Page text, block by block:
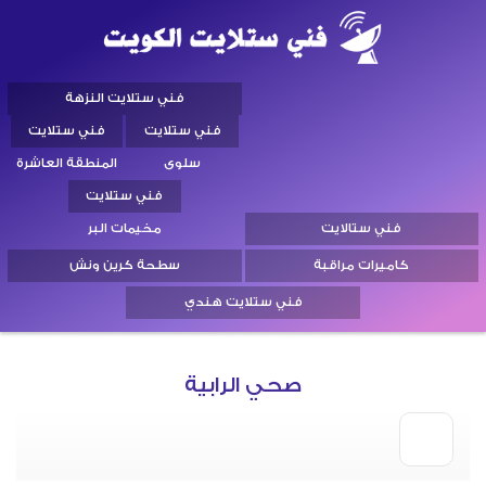
فني ستالايت
فني ستلايت النزهة
فني ستلايت
سلوى
فني ستلايت
المنطقة العاشرة
فني ستلايت
مخيمات البر
كاميرات مراقبة
سطحة كرين ونش
فني ستلايت هندي
صحي الرابية